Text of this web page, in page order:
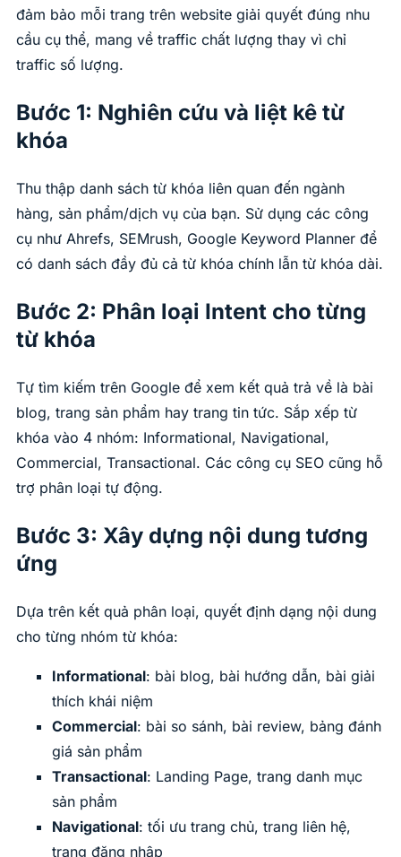
đảm bảo mỗi trang trên website giải quyết đúng nhu
cầu cụ thể, mang về traffic chất lượng thay vì chỉ
traffic số lượng.
Bước 1: Nghiên cứu và liệt kê từ
khóa
Thu thập danh sách từ khóa liên quan đến ngành
hàng, sản phẩm/dịch vụ của bạn. Sử dụng các công
cụ như Ahrefs, SEMrush, Google Keyword Planner để
có danh sách đầy đủ cả từ khóa chính lẫn từ khóa dài.
Bước 2: Phân loại Intent cho từng
từ khóa
Tự tìm kiếm trên Google để xem kết quả trả về là bài
blog, trang sản phẩm hay trang tin tức. Sắp xếp từ
khóa vào 4 nhóm: Informational, Navigational,
Commercial, Transactional. Các công cụ SEO cũng hỗ
trợ phân loại tự động.
Bước 3: Xây dựng nội dung tương
ứng
Dựa trên kết quả phân loại, quyết định dạng nội dung
cho từng nhóm từ khóa:
Informational: bài blog, bài hướng dẫn, bài giải
thích khái niệm
Commercial: bài so sánh, bài review, bảng đánh
giá sản phẩm
Transactional: Landing Page, trang danh mục
sản phẩm
Navigational: tối ưu trang chủ, trang liên hệ,
trang đăng nhập